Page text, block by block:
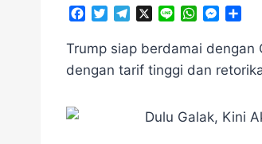
c
b
t
l
e
g
n
e
W
a
s
p
p
M
s
e
g
e
a
e
Trump siap berdamai
dengan tarif tinggi dan